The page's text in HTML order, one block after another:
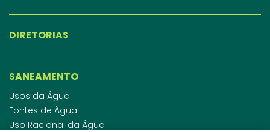
DIRETORIAS
SANEAMENTO
Usos da Água
Fontes de Água
Uso Racional da Água